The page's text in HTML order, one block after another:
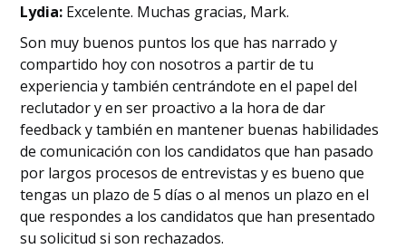
Lydia: Excelente. Muchas gracias, Mark.
Son muy buenos puntos los que has narrado y
compartido hoy con nosotros a partir de tu
experiencia y también centrándote en el papel del
reclutador y en ser proactivo a la hora de dar
feedback y también en mantener buenas habilidades
de comunicación con los candidatos que han pasado
por largos procesos de entrevistas y es bueno que
tengas un plazo de 5 días o al menos un plazo en el
que respondes a los candidatos que han presentado
su solicitud si son rechazados.